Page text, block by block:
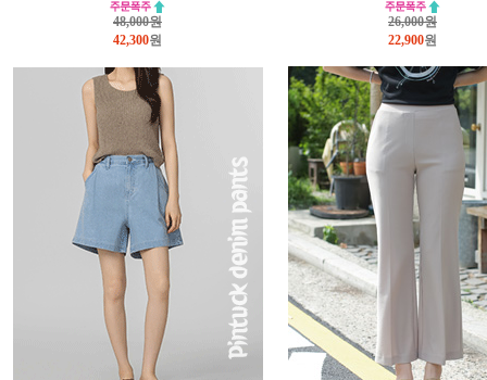
48,000원
42,300원
26,000원
22,900원